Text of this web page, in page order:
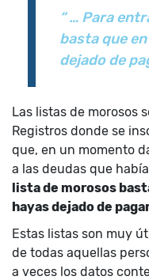
“ … Para
basta que
dejado de
Las listas de morosos
Registros donde se
que, en un momento
a las deudas que
lista de morosos
hayas dejado de
Estas listas son muy
de todas aquellas
a veces los datos